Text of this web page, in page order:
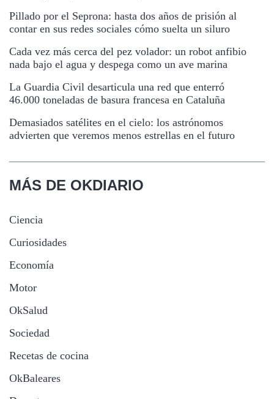
Pillado por el Seprona: hasta dos años de prisión al
contar en sus redes sociales cómo suelta un siluro
Cada vez más cerca del pez volador: un robot anfibio
nada bajo el agua y despega como un ave marina
La Guardia Civil desarticula una red que enterró
46.000 toneladas de basura francesa en Cataluña
Demasiados satélites en el cielo: los astrónomos
advierten que veremos menos estrellas en el futuro
MÁS DE OKDIARIO
Ciencia
Curiosidades
Economía
Motor
OkSalud
Sociedad
Recetas de cocina
OkBaleares